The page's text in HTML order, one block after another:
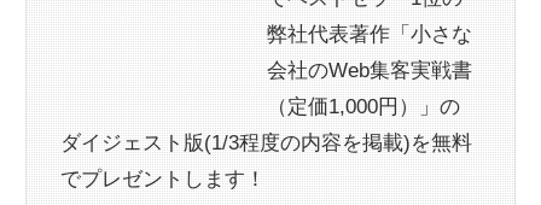
弊社代表著作「小さな
会社のWeb集客実戦書
（定価1,000円）」の
ダイジェスト版(1/3程度の内容を掲載)を無料
でプレゼントします！